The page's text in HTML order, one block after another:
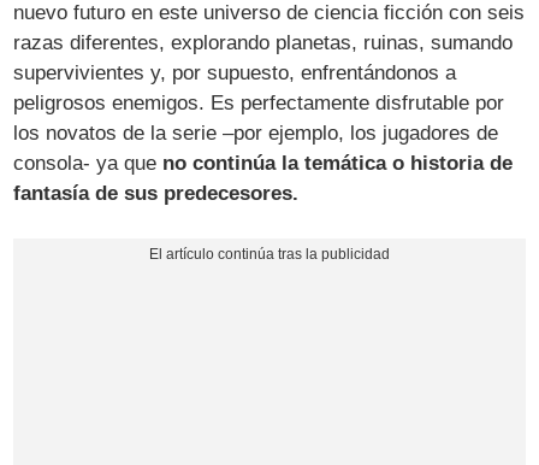
nuevo futuro en este universo de ciencia ficción con seis
razas diferentes, explorando planetas, ruinas, sumando
supervivientes y, por supuesto, enfrentándonos a
peligrosos enemigos. Es perfectamente disfrutable por
los novatos de la serie –por ejemplo, los jugadores de
consola- ya que no continúa la temática o historia de
fantasía de sus predecesores.